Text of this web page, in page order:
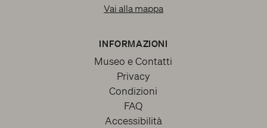
Vai alla mappa
INFORMAZIONI
Museo e Contatti
Privacy
Condizioni
FAQ
Accessibilità